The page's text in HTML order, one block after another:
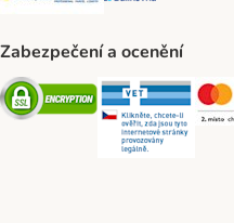
Zabezpečení a ocenění
Security